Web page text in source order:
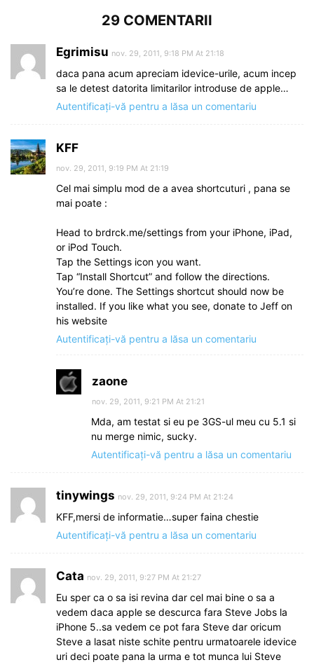
29 COMENTARII
Egrimisu nov. 29, 2011, 9:18 PM At 21:18
daca pana acum apreciam idevice-urile, acum incep
sa le detest datorita limitarilor introduse de apple…
Autentificați-vă pentru a lăsa un comentariu
KFF
nov. 29, 2011, 9:19 PM At 21:19
Cel mai simplu mod de a avea shortcuturi , pana se
mai poate :
Head to brdrck.me/settings from your iPhone, iPad,
or iPod Touch.
Tap the Settings icon you want.
Tap “Install Shortcut” and follow the directions.
You’re done. The Settings shortcut should now be
installed. If you like what you see, donate to Jeff on
his website
Autentificați-vă pentru a lăsa un comentariu
zaone
nov. 29, 2011, 9:21 PM At 21:21
Mda, am testat si eu pe 3GS-ul meu cu 5.1 si
nu merge nimic, sucky.
Autentificați-vă pentru a lăsa un comentariu
tinywings nov. 29, 2011, 9:24 PM At 21:24
KFF,mersi de informatie…super faina chestie
Autentificați-vă pentru a lăsa un comentariu
Cata nov. 29, 2011, 9:27 PM At 21:27
Eu sper ca o sa isi revina dar cel mai bine o sa a
vedem daca apple se descurca fara Steve Jobs la
iPhone 5..sa vedem ce pot fara Steve dar oricum
Steve a lasat niste schite pentru urmatoarele idevice
uri deci poate pana la urma e tot munca lui Steve